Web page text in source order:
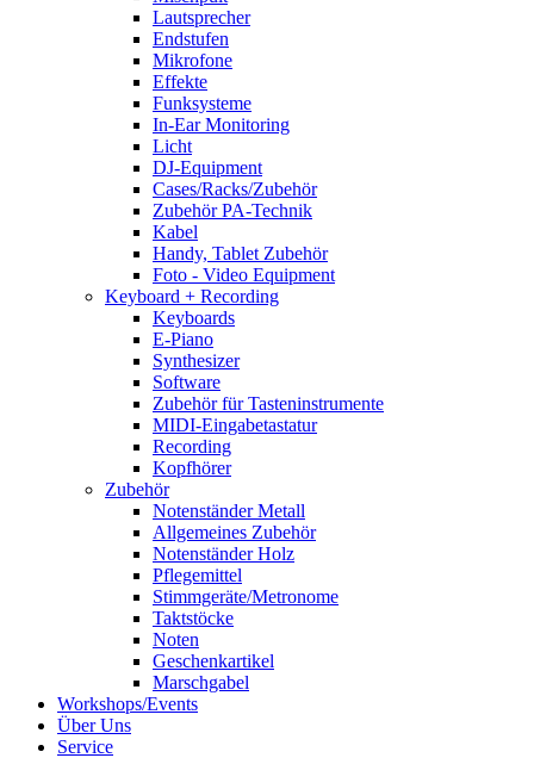
Lautsprecher
Endstufen
Mikrofone
Effekte
Funksysteme
In-Ear Monitoring
Licht
DJ-Equipment
Cases/Racks/Zubehör
Zubehör PA-Technik
Kabel
Handy, Tablet Zubehör
Foto - Video Equipment
Keyboard + Recording
Keyboards
E-Piano
Synthesizer
Software
Zubehör für Tasteninstrumente
MIDI-Eingabetastatur
Recording
Kopfhörer
Zubehör
Notenständer Metall
Allgemeines Zubehör
Notenständer Holz
Pflegemittel
Stimmgeräte/Metronome
Taktstöcke
Noten
Geschenkartikel
Marschgabel
Workshops/Events
Über Uns
Service